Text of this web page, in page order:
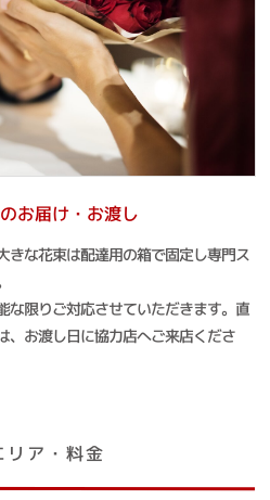
お届け・お渡し
きな花束は配達用の箱で固定し専門ス
な限りご対応させていただきます。直
、お渡し日に協力店へご来店くださ
リア・料金